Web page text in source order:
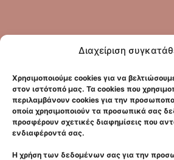
Διαχείριση
Χρησιμοποιούμε cookies για να
στον ιστότοπό μας. Τα cookies που
περιλαμβάνουν cookies για την
οποία χρησιμοποιούν τα προσωπικά σας
προσφέρουν σχετικές διαφημίσεις που
ενδιαφέροντά σας.
Η χρήση των δεδομένων σας για την
Αρχική
Κλινική
Επικοινωνία
Πρόσωπο